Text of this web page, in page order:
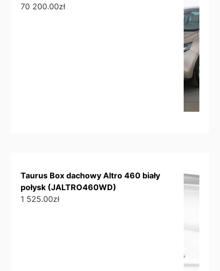
70 200.00zł
Taurus Box dachowy Altro 460 biały
połysk (JALTRO460WD)
1 525.00zł